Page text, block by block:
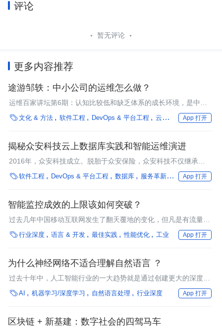
评论
暂无评论
更多内容推荐
途游邹轶：中小公司的运维怎么做？
运维百家讲坛第6期：认知比较低和缺乏体系的成长环境，是中小
厂运维面临的比较现实的问题。
文化 & 方法 软件工程 DevOps & 平台工程 云原生 最佳实践
App 打开
揭秘众安科技云上数据库实践和智能运维演进
2016年，众安科技成立。脱胎于众安保险，众安科技不仅继承母
公司的技术力量，而且在行业中走得更远。
软件工程 DevOps & 平台工程 数据库 服务革新 最佳实践 方法
App 打开
智能监控成效的上限该如何突破？
过去几年中国移动互联网发生了翻天覆地的变化，但凡是有流量入
口的地方，各大公司都在不断角逐
行业深度 语言 & 开发 最佳实践 性能优化 工业 App 打开
为什么神经网络不适合理解自然语言 ？
过去十年中，人工智能行业的一大趋势就是通过创建更大的深度学
习模型来解决问题。这种趋势在自然语言处理领域最为明显，这也
是人工智能最具挑战性的领域之一。
AI 机器学习/深度学习 自然语言处理 行业深度 App 打开
区块链 + 新基建：数字社会的四驾马车